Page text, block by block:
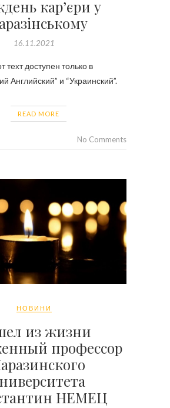
кар’єри у
16.11.2021
техт доступен только в
Английский” и “Украинский”.
READ MORE
No Comments
НОВИНИ
из жизни
профессор
НЕМЕЦ